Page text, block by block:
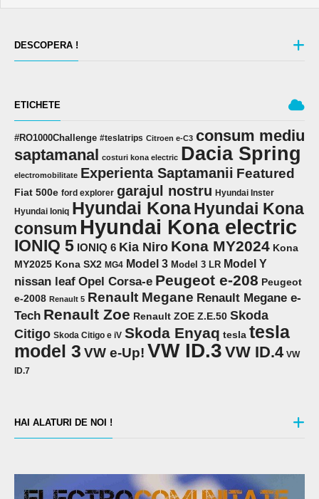
DESCOPERA !
ETICHETE
#RO1000Challenge #teslatrips Citroen e-C3 consum mediu
saptamanal
costuri kona electric Dacia Spring
electromobilitate Experienta Saptamanii Featured
Fiat 500e ford explorer garajul nostru Hyundai Inster
Hyundai Ioniq Hyundai KonaHyundai Kona
consum Hyundai Kona electric
IONIQ 5 IONIQ 6 Kia Niro Kona MY2024 Kona
MY2025 Kona SX2 MG4 Model 3 Model 3 LR Model Y
nissan leaf Opel Corsa-e Peugeot e-208 Peugeot
e-2008 Renault 5 Renault Megane Renault Megane e-
Tech Renault Zoe Renault ZOE Z.E.50 Skoda
Citigo Skoda Citigo e iV Skoda Enyaq tesla tesla
model 3 VW e-Up! VW ID.3 VW ID.4 VW
ID.7
HAI ALATURI DE NOI !